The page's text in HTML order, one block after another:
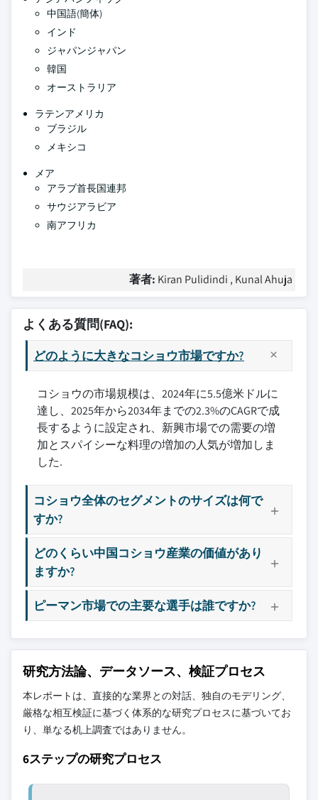
中国語(簡体)
インド
ジャパンジャパン
韓国
オーストラリア
ラテンアメリカ
ブラジル
メキシコ
メア
アラブ首長国連邦
サウジアラビア
南アフリカ
著者: Kiran Pulidindi , Kunal Ahuja
よくある質問(FAQ):
どのように大きなコショウ市場ですか?
コショウの市場規模は、2024年に5.5億米ドルに
達し、2025年から2034年までの2.3%のCAGRで成
長するように設定され、新興市場での需要の増
加とスパイシーな料理の増加の人気が増加しま
した.
コショウ全体のセグメントのサイズは何で
すか?
どのくらい中国コショウ産業の価値があり
ますか?
ピーマン市場での主要な選手は誰ですか?
研究方法論、データソース、検証プロセス
本レポートは、直接的な業界との対話、独自のモデリング、
厳格な相互検証に基づく体系的な研究プロセスに基づいてお
り、単なる机上調査ではありません。
6ステップの研究プロセス